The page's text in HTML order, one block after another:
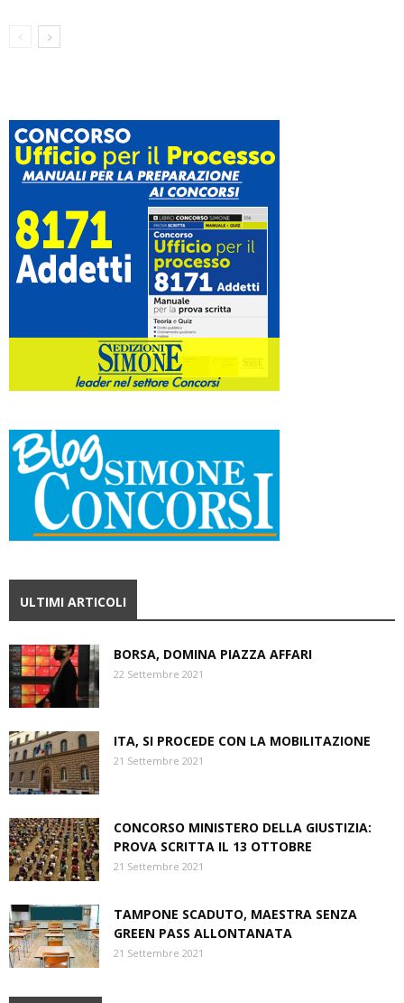
ULTIMI ARTICOLI
BORSA, DOMINA PIAZZA AFFARI
22 Settembre 2021
ITA, SI PROCEDE CON LA MOBILITAZIONE
21 Settembre 2021
CONCORSO MINISTERO DELLA GIUSTIZIA:
PROVA SCRITTA IL 13 OTTOBRE
21 Settembre 2021
TAMPONE SCADUTO, MAESTRA SENZA
GREEN PASS ALLONTANATA
21 Settembre 2021